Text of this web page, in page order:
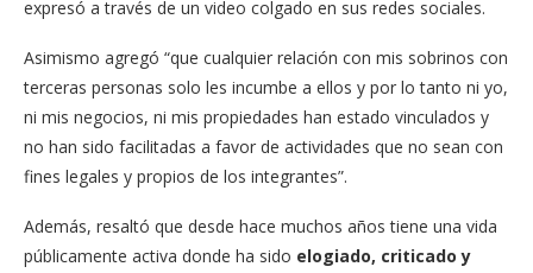
expresó a través de un video colgado en sus redes sociales.
Asimismo agregó “que cualquier relación con mis sobrinos con
terceras personas solo les incumbe a ellos y por lo tanto ni yo,
ni mis negocios, ni mis propiedades han estado vinculados y
no han sido facilitadas a favor de actividades que no sean con
fines legales y propios de los integrantes”.
Además, resaltó que desde hace muchos años tiene una vida
públicamente activa donde ha sido elogiado, criticado y